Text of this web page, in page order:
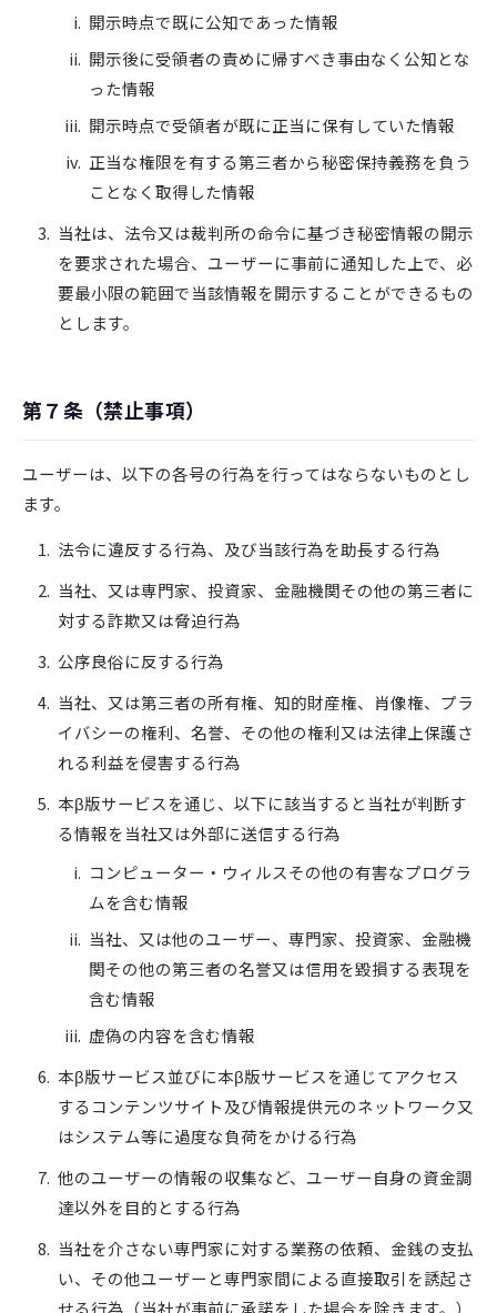
開示時点で既に公知であった情報
開示後に受領者の責めに帰すべき事由なく公知とな
った情報
開示時点で受領者が既に正当に保有していた情報
正当な権限を有する第三者から秘密保持義務を負う
ことなく取得した情報
当社は、法令又は裁判所の命令に基づき秘密情報の開示
を要求された場合、ユーザーに事前に通知した上で、必
要最小限の範囲で当該情報を開示することができるもの
とします。
第７条（禁止事項）
ユーザーは、以下の各号の行為を行ってはならないものとし
ます。
法令に違反する行為、及び当該行為を助長する行為
当社、又は専門家、投資家、金融機関その他の第三者に
対する詐欺又は脅迫行為
公序良俗に反する行為
当社、又は第三者の所有権、知的財産権、肖像権、プラ
イバシーの権利、名誉、その他の権利又は法律上保護さ
れる利益を侵害する行為
本β版サービスを通じ、以下に該当すると当社が判断す
る情報を当社又は外部に送信する行為
コンピューター・ウィルスその他の有害なプログラ
ムを含む情報
当社、又は他のユーザー、専門家、投資家、金融機
関その他の第三者の名誉又は信用を毀損する表現を
含む情報
虚偽の内容を含む情報
本β版サービス並びに本β版サービスを通じてアクセス
するコンテンツサイト及び情報提供元のネットワーク又
はシステム等に過度な負荷をかける行為
他のユーザーの情報の収集など、ユーザー自身の資金調
達以外を目的とする行為
当社を介さない専門家に対する業務の依頼、金銭の支払
い、その他ユーザーと専門家間による直接取引を誘起さ
せる行為（当社が事前に承諾をした場合を除きます。）